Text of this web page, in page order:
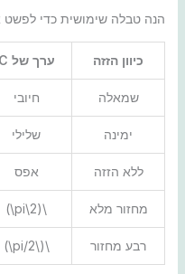
הנה טבלה שימושית כדי לפשט
כיוון הזזה ערך של C
שמאלה חיובי
ימינה שלילי
ללא הזזה אפס
מחזור מלא \(2\pi\)
רבע מחזור \(\pi/2\)